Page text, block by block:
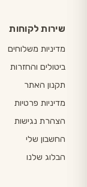
שירות לקוחות
מדיניות משלוחים
ביטולים והחזרות
תקנון האתר
מדיניות פרטיות
הצהרת נגישות
החשבון שלי
הבלוג שלנו